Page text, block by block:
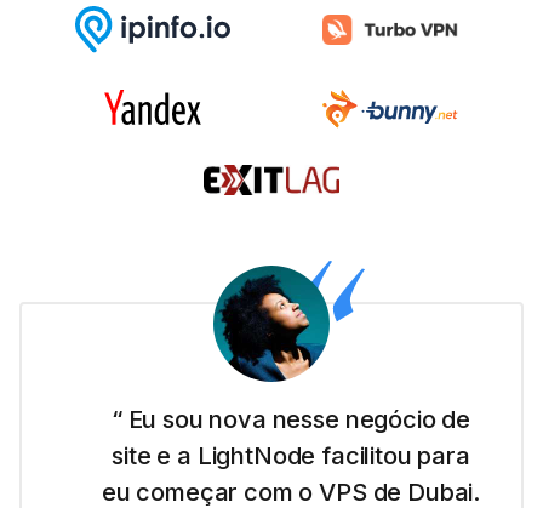
“ Eu sou nova nesse negócio de
site e a LightNode facilitou para
eu começar com o VPS de Dubai.